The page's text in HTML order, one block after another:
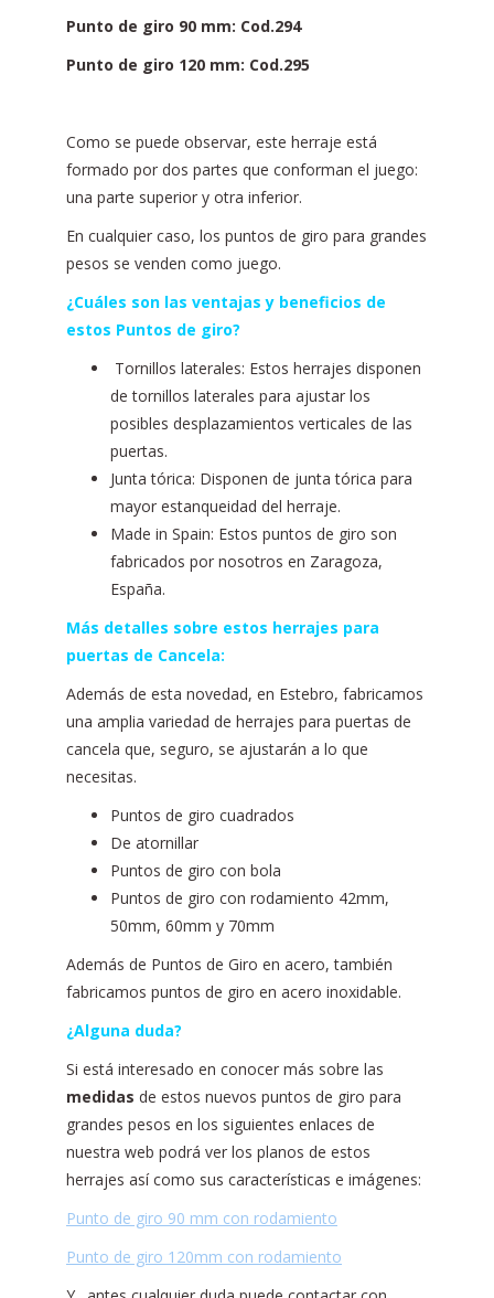
Punto de giro 90 mm: Cod.294
Punto de giro 120 mm: Cod.295
Como se puede observar, este herraje está
formado por dos partes que conforman el juego:
una parte superior y otra inferior.
En cualquier caso, los puntos de giro para grandes
pesos se venden como juego.
¿Cuáles son las ventajas y beneficios de
estos Puntos de giro?
Tornillos laterales: Estos herrajes disponen
de tornillos laterales para ajustar los
posibles desplazamientos verticales de las
puertas.
Junta tórica: Disponen de junta tórica para
mayor estanqueidad del herraje.
Made in Spain: Estos puntos de giro son
fabricados por nosotros en Zaragoza,
España.
Más detalles sobre estos herrajes para
puertas de Cancela:
Además de esta novedad, en Estebro, fabricamos
una amplia variedad de herrajes para puertas de
cancela que, seguro, se ajustarán a lo que
necesitas.
Puntos de giro cuadrados
De atornillar
Puntos de giro con bola
Puntos de giro con rodamiento 42mm,
50mm, 60mm y 70mm
Además de Puntos de Giro en acero, también
fabricamos puntos de giro en acero inoxidable.
¿Alguna duda?
Si está interesado en conocer más sobre las
medidas de estos nuevos puntos de giro para
grandes pesos en los siguientes enlaces de
nuestra web podrá ver los planos de estos
herrajes así como sus características e imágenes:
Punto de giro 90 mm con rodamiento
Punto de giro 120mm con rodamiento